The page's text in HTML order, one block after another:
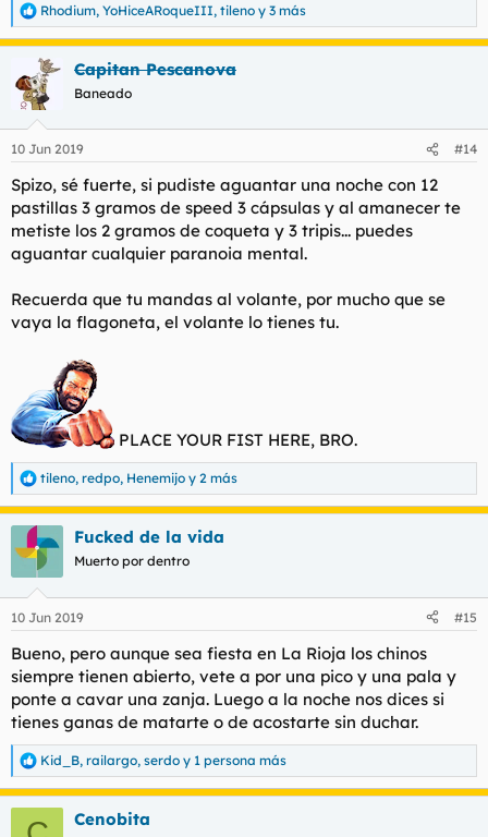
R
e
a
c
i
e
:
Rhodium, YoHiceARoqueIII, tileno y 3 más
Capitan Pescanova
Baneado
10 Jun 2019 #14
Spizo, sé fuerte, si pudiste aguantar una noche con 12
pastillas 3 gramos de speed 3 cápsulas y al amanecer te
metiste los 2 gramos de coqueta y 3 tripis... puedes
aguantar cualquier paranoia mental.
Recuerda que tu mandas al volante, por mucho que se
vaya la flagoneta, el volante lo tienes tu.
PLACE YOUR FIST HERE, BRO.
R
e
a
c
e
:
tileno, redpo, Henemijo y 2 más
Fucked de la vida
Muerto por dentro
10 Jun 2019 #15
Bueno, pero aunque sea fiesta en La Rioja los chinos
siempre tienen abierto, vete a por una pico y una pala y
ponte a cavar una zanja. Luego a la noche nos dices si
tienes ganas de matarte o de acostarte sin duchar.
R
e
a
Kid_B, railargo, serdo y 1 persona más
Cenobita